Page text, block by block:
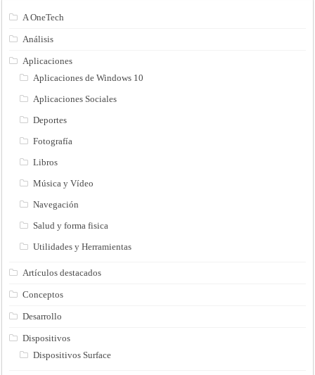
A OneTech
Análisis
Aplicaciones
Aplicaciones de Windows 10
Aplicaciones Sociales
Deportes
Fotografía
Libros
Música y Vídeo
Navegación
Salud y forma fisica
Utilidades y Herramientas
Artículos destacados
Conceptos
Desarrollo
Dispositivos
Dispositivos Surface